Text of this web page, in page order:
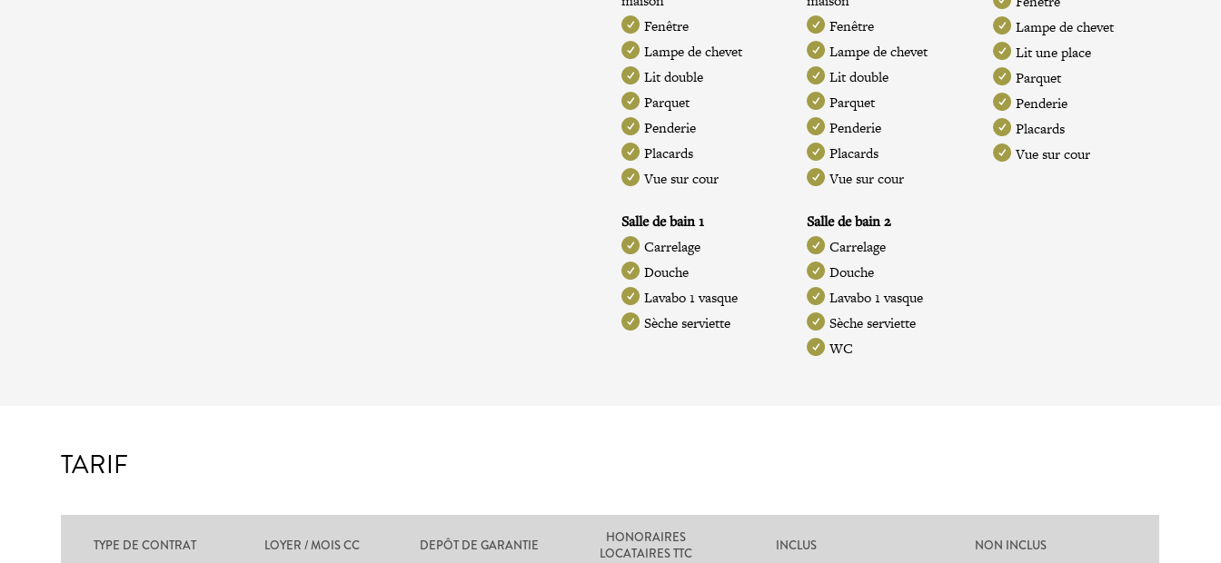
Fenêtre
Lampe de chevet
Lit double
Parquet
Penderie
Placards
Vue sur cour
Fenêtre
Lampe de chevet
Lit double
Parquet
Penderie
Placards
Vue sur cour
Lampe de chevet
Lit une place
Parquet
Penderie
Placards
Vue sur cour
Salle de bain 1
Carrelage
Douche
Lavabo 1 vasque
Sèche serviette
Salle de bain 2
Carrelage
Douche
Lavabo 1 vasque
Sèche serviette
WC
TARIF
TYPE DE CONTRAT LOYER / MOIS CC DEPÔT DE GARANTIE
HONORAIRES
LOCATAIRES TTC
INCLUS NON INCLUS